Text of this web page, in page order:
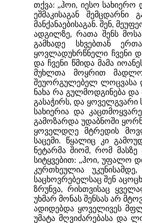
თქვა: „ჰოი, იესო
ეშმაკისაგან
მანქანაებისაგან. შენ,
ადგილზე, რათა შენს
გამხადე სხვებთან
ყოვლადუხრწნელი ჩვენი
და ჩვენი წმიდა მამა
მუხლთა მოყრით
შეუორგულებელ ლოცვასა
ნახა რა გულმოდგინება
გასაჭირს, და ყოველგვარი
სახიერია და
გამოზარდა უდაბნოში
ყოველდღე მტრედის
საცემი. წყალიც კი
ნეტარმა შიომ, რომ
სიტყვებით: „ჰოი, უფალო
კურთხეულია
საცხოვრებელსაც შენ
ზრუნვა, რისთვისაც
უხმარ მონას შენსას არ
ადიდებდა ყოველივეს
უმატა მღვიძარებასა და